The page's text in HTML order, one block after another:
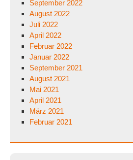
September 2022
August 2022
Juli 2022
April 2022
Februar 2022
Januar 2022
September 2021
August 2021
Mai 2021
April 2021
März 2021
Februar 2021